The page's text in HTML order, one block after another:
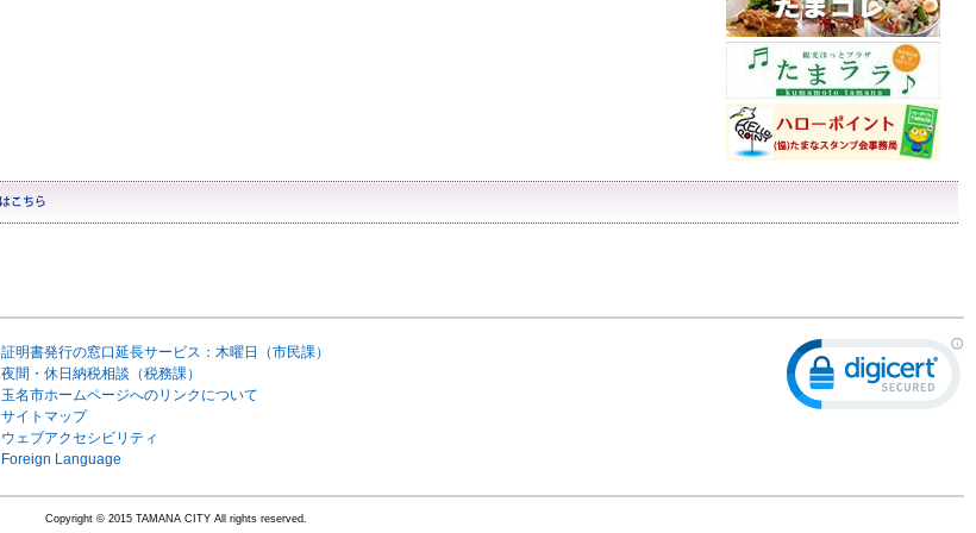
証明書発行の窓口延長サービス：木曜日（市民課）
夜間・休日納税相談（税務課）
玉名市ホームページへのリンクについて
サイトマップ
ウェブアクセシビリティ
Foreign Language
Copyright © 2015 TAMANA CITY All rights reserved.